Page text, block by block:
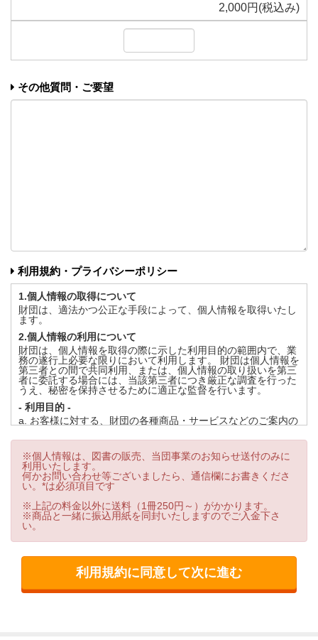
2,000円(税込み)
その他質問・ご要望
利用規約・プライバシーポリシー
1.個人情報の取得について
財団は、適法かつ公正な手段によって、個人情報を取得いたし
ます。
2.個人情報の利用について
財団は、個人情報を取得の際に示した利用目的の範囲内で、業
務の遂行上必要な限りにおいて利用します。 財団は個人情報を
第三者との間で共同利用、または、個人情報の取り扱いを第三
者に委託する場合には、当該第三者につき厳正な調査を行った
うえ、秘密を保持させるために適正な監督を行います。
- 利用目的 -
a. お客様に対する、財団の各種商品・サービスなどのご案内の
b. お客様に対して、財団が事前に文書などによって通知する利
用目的のため
3.個人情報の第三者提供について
財団は、法令に定める場合を除き、個人情報を事前に本人の同
意を得ることなく第三者に提供しません。
4.個人情報の管理について
財団は、個人情報の正確性を保ち、これを安全に管理いたしま
す。
財団は、個人情報の紛失・破壊・改ざん及び漏えいなどを防止
正な情報セキュリティ対策を講じます。
財団は、個人情報を持ち出し、外部へ送信する等により漏えい
させません。
※個人情報は、図書の販売、当団事業のお知らせ送付のみに
利用いたします。
何かお問い合わせ等ございましたら、通信欄にお書きくださ
い。*は必須項目です
※上記の料金以外に送料（1冊250円～）がかかります。
※商品と一緒に振込用紙を同封いたしますのでご入金下さ
い。